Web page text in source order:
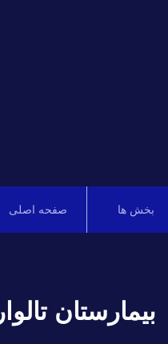
صفحه اصلی بخش ها
بیمارستان تالوار